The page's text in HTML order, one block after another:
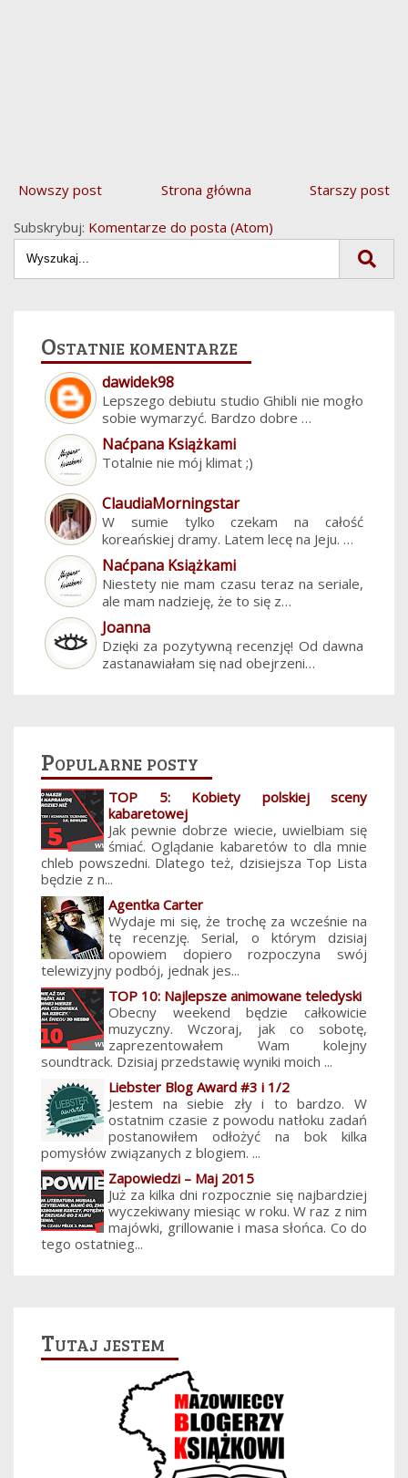
Nowszy post Starszy post
Strona główna
Subskrybuj: Komentarze do posta (Atom)
Ostatnie komentarze
dawidek98
Lepszego debiutu studio Ghibli nie mogło
sobie wymarzyć. Bardzo dobre …
Naćpana Książkami
Totalnie nie mój klimat ;)
ClaudiaMorningstar
W sumie tylko czekam na całość
koreańskiej dramy. Latem lecę na Jeju. …
Naćpana Książkami
Niestety nie mam czasu teraz na seriale,
ale mam nadzieję, że to się z…
Joanna
Dzięki za pozytywną recenzję! Od dawna
zastanawiałam się nad obejrzeni…
Popularne posty
TOP 5: Kobiety polskiej sceny
kabaretowej
Jak pewnie dobrze wiecie, uwielbiam się
śmiać. Oglądanie kabaretów to dla mnie
chleb powszedni. Dlatego też, dzisiejsza Top Lista
będzie z n...
Agentka Carter
Wydaje mi się, że trochę za wcześnie na
tę recenzję. Serial, o którym dzisiaj
opowiem dopiero rozpoczyna swój
telewizyjny podbój, jednak jes...
TOP 10: Najlepsze animowane teledyski
Obecny weekend będzie całkowicie
muzyczny. Wczoraj, jak co sobotę,
zaprezentowałem Wam kolejny
soundtrack. Dzisiaj przedstawię wyniki moich ...
Liebster Blog Award #3 i 1/2
Jestem na siebie zły i to bardzo. W
ostatnim czasie z powodu natłoku zadań
postanowiłem odłożyć na bok kilka
pomysłów związanych z blogiem. ...
Zapowiedzi – Maj 2015
Już za kilka dni rozpocznie się najbardziej
wyczekiwany miesiąc w roku. W raz z nim
majówki, grillowanie i masa słońca. Co do
tego ostatnieg...
Tutaj jestem